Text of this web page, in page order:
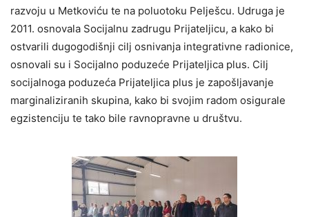
razvoju u Metkoviću te na poluotoku Pelješcu. Udruga je
2011. osnovala Socijalnu zadrugu Prijateljicu, a kako bi
ostvarili dugogodišnji cilj osnivanja integrativne radionice,
osnovali su i Socijalno poduzeće Prijateljica plus. Cilj
socijalnoga poduzeća Prijateljica plus je zapošljavanje
marginaliziranih skupina, kako bi svojim radom osigurale
egzistenciju te tako bile ravnopravne u društvu.